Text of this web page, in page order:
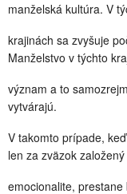
manželská kultúra. V
krajinách sa zvyšuje
Manželstvo v týchto
význam a to
vytvárajú.
V takomto prípade,
len za zväzok
emocionalite,